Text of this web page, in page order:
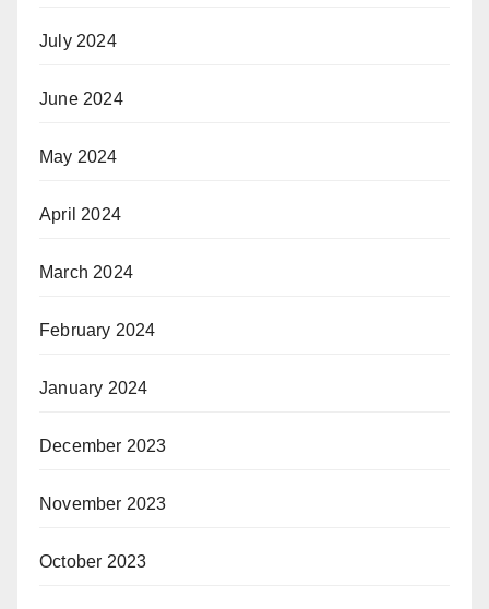
July 2024
June 2024
May 2024
April 2024
March 2024
February 2024
January 2024
December 2023
November 2023
October 2023